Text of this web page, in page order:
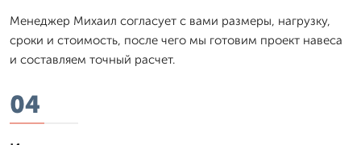
Менеджер Михаил согласует с вами размеры, нагрузку,
сроки и стоимость, после чего мы готовим проект навеса
и составляем точный расчет.
04